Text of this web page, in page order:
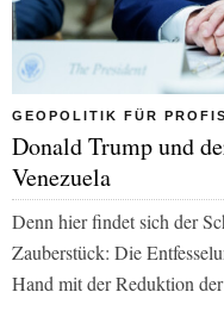
GEOPOLITIK FÜR PROFIS
Donald Trump und
Venezuela
Denn hier findet sich der
Zauberstück: Die
Hand mit der Reduktion